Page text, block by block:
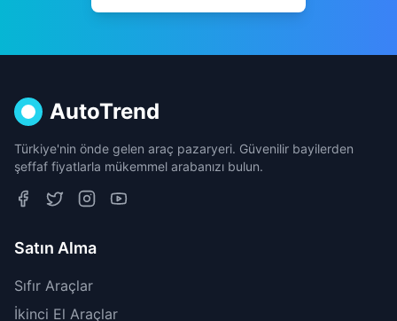
AutoTrend
Türkiye'nin önde gelen araç pazaryeri. Güvenilir bayilerden
şeffaf fiyatlarla mükemmel arabanızı bulun.
Satın Alma
Sıfır Araçlar
İkinci El Araçlar